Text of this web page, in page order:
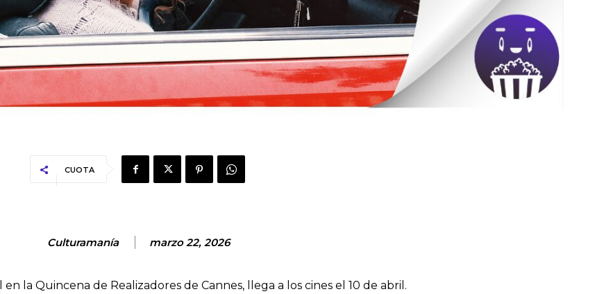
CUOTA
Culturamanía marzo 22, 2026
la Quincena de Realizadores de Cannes, llega a los cines el 10 de abril.